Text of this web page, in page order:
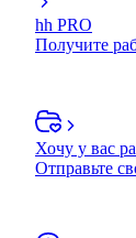
hh PRO
Получите
Хочу у вас
Отправьте